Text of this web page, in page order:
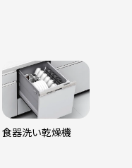
食器洗い乾燥機